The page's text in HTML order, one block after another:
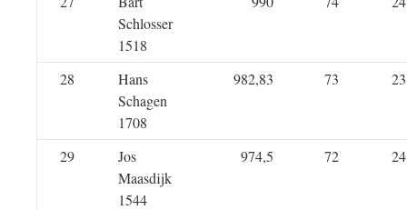
Schlosser
1518
28
Hans
Schagen
1708
982,83 73 23
29
Jos
Maasdijk
1544
974,5 72 24